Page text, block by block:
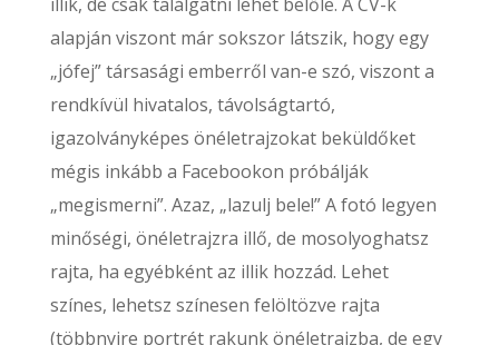
alapján viszont már sokszor látszik, hogy egy
„jófej” társasági emberről van-e szó, viszont a
rendkívül hivatalos, távolságtartó,
igazolványképes önéletrajzokat beküldőket
mégis inkább a Facebookon próbálják
„megismerni”. Azaz, „lazulj bele!” A fotó legyen
minőségi, önéletrajzra illő, de mosolyoghatsz
rajta, ha egyébként az illik hozzád. Lehet
színes, lehetsz színesen felöltözve rajta
(többnyire portrét rakunk önéletrajzba, de egy